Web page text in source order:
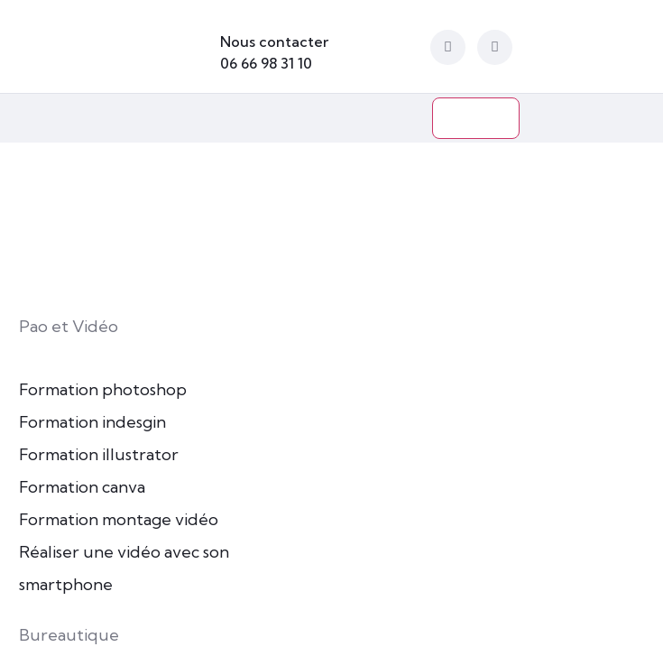
Nous contacter
06 66 98 31 10
Pao et Vidéo
Formation photoshop
Formation indesgin
Formation illustrator
Formation canva
Formation montage vidéo
Réaliser une vidéo avec son
smartphone
Bureautique